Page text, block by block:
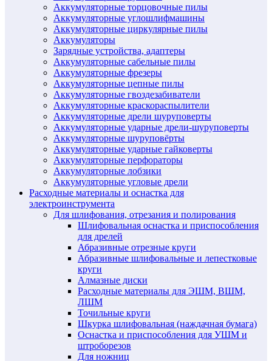
Аккумуляторные торцовочные пилы
Аккумуляторные углошлифмашины
Аккумуляторные циркулярные пилы
Аккумуляторы
Зарядные устройства, адаптеры
Аккумуляторные сабельные пилы
Аккумуляторные фрезеры
Аккумуляторные цепные пилы
Аккумуляторные гвоздезабиватели
Аккумуляторные краскораспылители
Аккумуляторные дрели шуруповерты
Аккумуляторные ударные дрели-шуруповерты
Аккумуляторные шуруповёрты
Аккумуляторные ударные гайковерты
Аккумуляторные перфораторы
Аккумуляторные лобзики
Аккумуляторные угловые дрели
Расходные материалы и оснастка для
электроинструмента
Для шлифования, отрезания и полирования
Шлифовальная оснастка и приспособления
для дрелей
Абразивные отрезные круги
Абразивные шлифовальные и лепестковые
круги
Алмазные диски
Расходные материалы для ЭШМ, ВШМ,
ЛШМ
Точильные круги
Шкурка шлифовальная (наждачная бумага)
Оснастка и приспособления для УШМ и
штроборезов
Для ножниц